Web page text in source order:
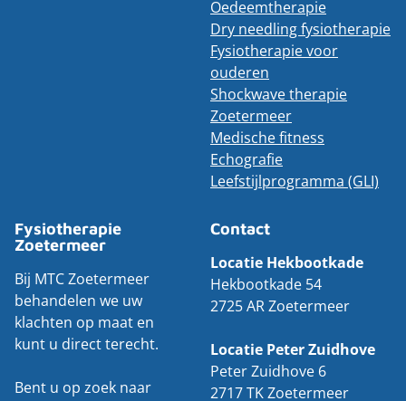
Oedeemtherapie
Dry needling fysiotherapie
Fysiotherapie voor
ouderen
Shockwave therapie
Zoetermeer
Medische fitness
Echografie
Leefstijlprogramma (GLI)
Fysiotherapie
Zoetermeer
Bij MTC Zoetermeer
behandelen we uw
klachten op maat en
kunt u direct terecht.
Bent u op zoek naar
Contact
Locatie Hekbootkade
Hekbootkade 54
2725 AR Zoetermeer
Locatie Peter Zuidhove
Peter Zuidhove 6
2717 TK Zoetermeer